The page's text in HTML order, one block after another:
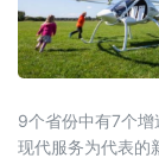
9个省份中有7个增
现代服务为代表的